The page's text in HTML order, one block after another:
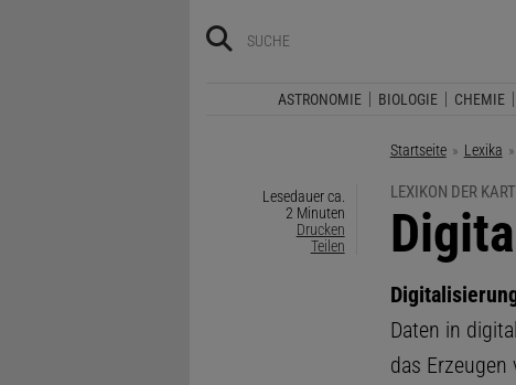
ASTRONOMIE BIOLOGIE CHEMIE
Startseite Lexika
Lesedauer ca.
2 Minuten
Drucken
Teilen
LEXIKON DER
:
Daten in
das Erzeugen